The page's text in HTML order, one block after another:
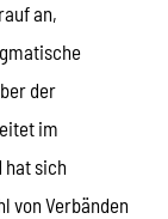
an,
der
im
hat sich
von Verbänden